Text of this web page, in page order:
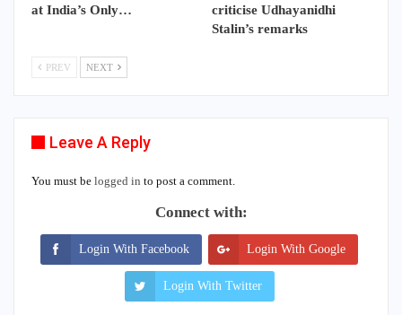
at India’s Only…
criticise Udhayanidhi
Stalin’s remarks
PREV NEXT
Leave A Reply
You must be logged in to post a comment.
Connect with:
Login With Facebook Login With Google
Login With Twitter